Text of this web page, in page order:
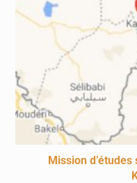
Mission